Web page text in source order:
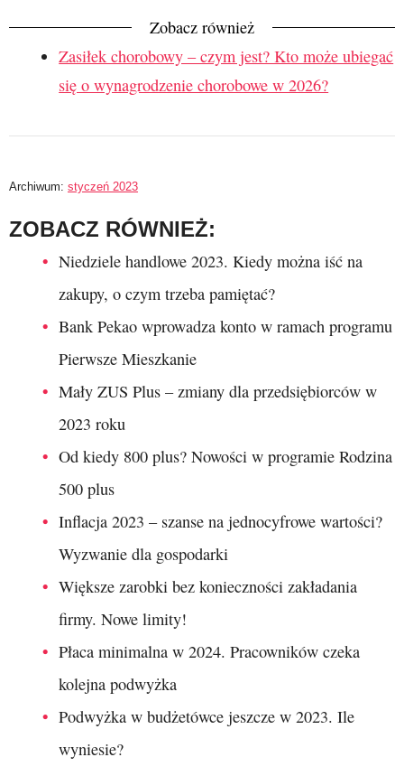
Zobacz również
Zasiłek chorobowy – czym jest? Kto może ubiegać
się o wynagrodzenie chorobowe w 2026?
Archiwum: styczeń 2023
ZOBACZ RÓWNIEŻ:
Niedziele handlowe 2023. Kiedy można iść na
zakupy, o czym trzeba pamiętać?
Bank Pekao wprowadza konto w ramach programu
Pierwsze Mieszkanie
Mały ZUS Plus – zmiany dla przedsiębiorców w
2023 roku
Od kiedy 800 plus? Nowości w programie Rodzina
500 plus
Inflacja 2023 – szanse na jednocyfrowe wartości?
Wyzwanie dla gospodarki
Większe zarobki bez konieczności zakładania
firmy. Nowe limity!
Płaca minimalna w 2024. Pracowników czeka
kolejna podwyżka
Podwyżka w budżetówce jeszcze w 2023. Ile
wyniesie?